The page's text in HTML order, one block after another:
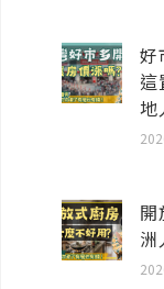
好
這
地
開
洲